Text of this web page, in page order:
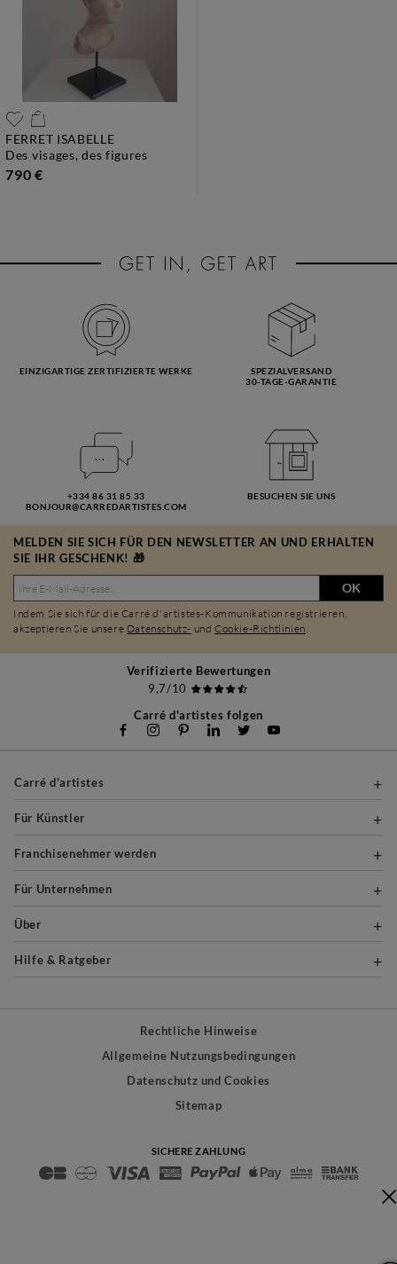
FERRET ISABELLE
des visages, des figures
790 €
EINZIGARTIGE ZERTIFIZIERTE WERKE
SPEZIALVERSAND
30-TAGE-GARANTIE
+334 86 31 85 33
BONJOUR@CARREDARTISTES.COM
BESUCHEN SIE UNS
MELDEN SIE SICH FÜR DEN NEWSLETTER AN UND ERHALTEN
SIE IHR GESCHENK! 🎁
OK
Indem Sie sich für die Carré d'artistes-Kommunikation registrieren,
akzeptieren Sie unsere Datenschutz- undCookie-Richtlinien.
Verifizierte Bewertungen
9,7/10
Carré d'artistes folgen
Carré d'artistes
Für Künstler
Franchisenehmer werden
Für Unternehmen
Über
Hilfe & Ratgeber
Rechtliche Hinweise
Allgemeine Nutzungsbedingungen
Datenschutz und Cookies
Sitemap
SICHERE ZAHLUNG